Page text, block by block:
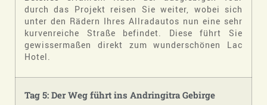
durch das Projekt reisen Sie weiter, wobei sich
unter den Rädern Ihres Allradautos nun eine sehr
kurvenreiche Straße befindet. Diese führt Sie
gewissermaßen direkt zum wunderschönen Lac
Hotel.
Tag 5: Der Weg führt ins Andringitra Gebirge